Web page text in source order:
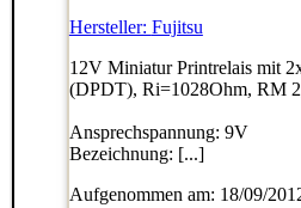
Hersteller: Fujitsu
12V Miniatur Printrelais mit
(DPDT), Ri=1028Ohm, RM
Ansprechspannung: 9V
Bezeichnung: [...]
Aufgenommen am: 18/09/